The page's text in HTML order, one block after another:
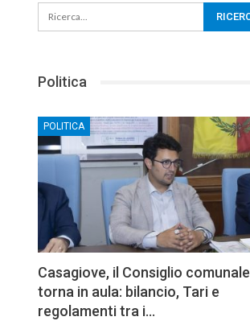
Politica
POLITICA
Casagiove, il Consiglio comunale
torna in aula: bilancio, Tari e
regolamenti tra i…